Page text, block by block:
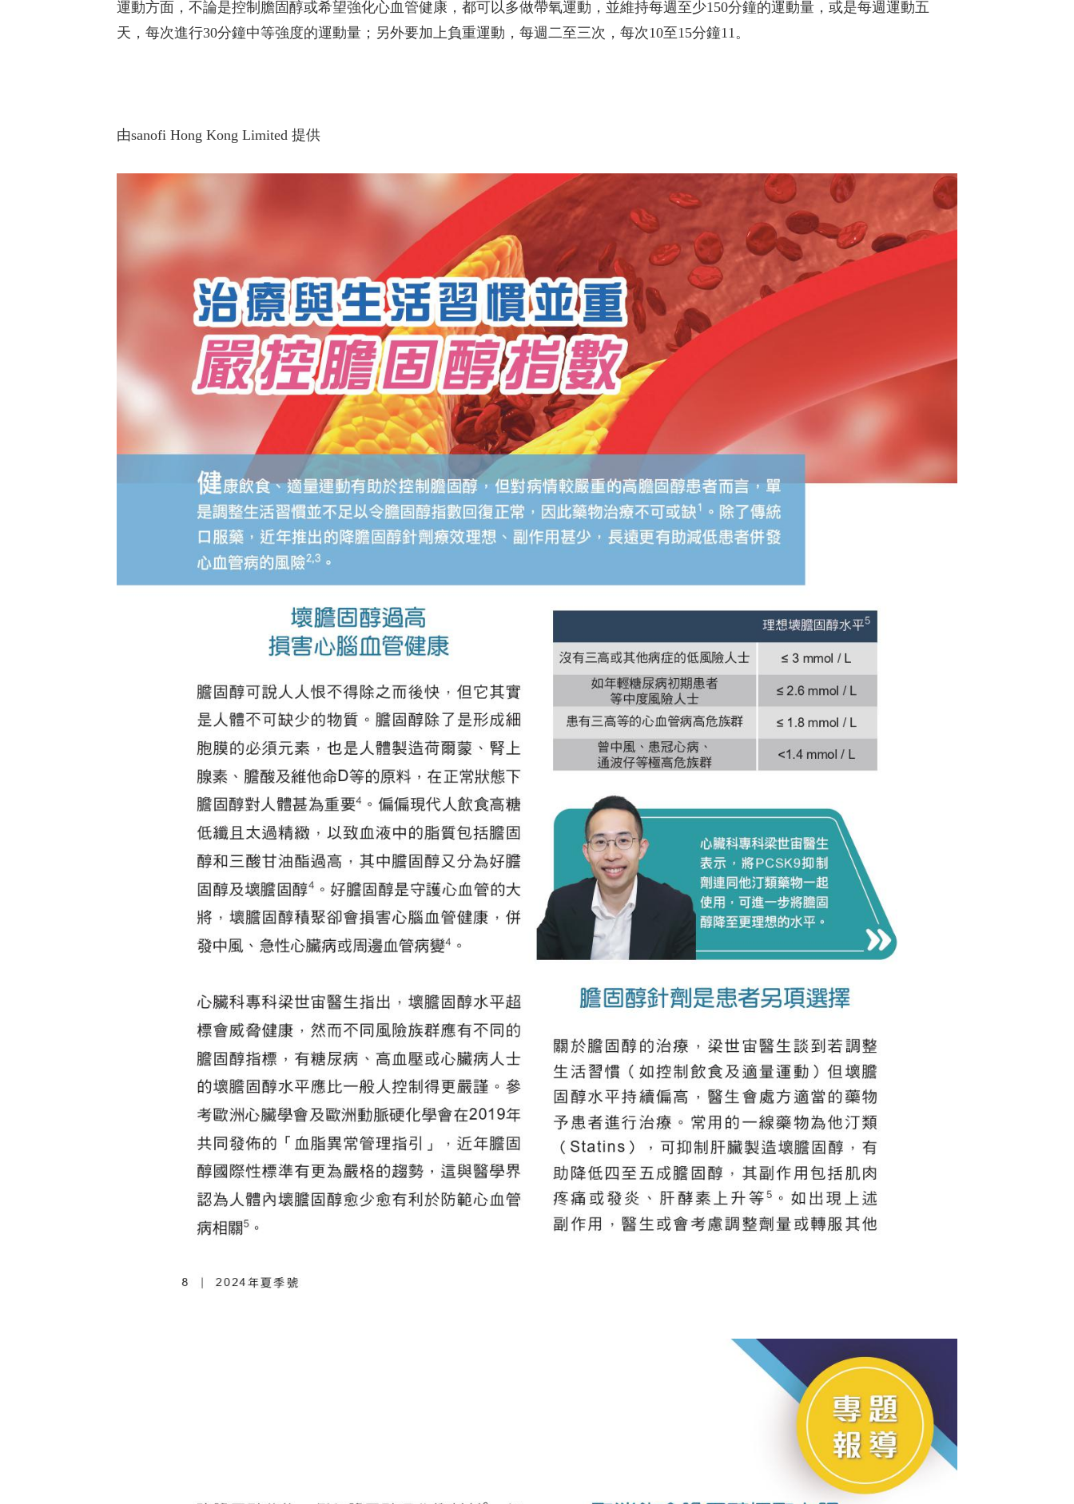
運動方面，不論是控制膽固醇或希望強化心血管健康，都可以多做帶氧運動，並維持每週至少150分鐘的運動量，或是每週運動五
天，每次進行30分鐘中等強度的運動量；另外要加上負重運動，每週二至三次，每次10至15分鐘11。
由sanofi Hong Kong Limited 提供